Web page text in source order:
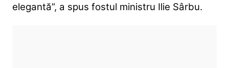
elegantă”, a spus fostul ministru Ilie Sârbu.